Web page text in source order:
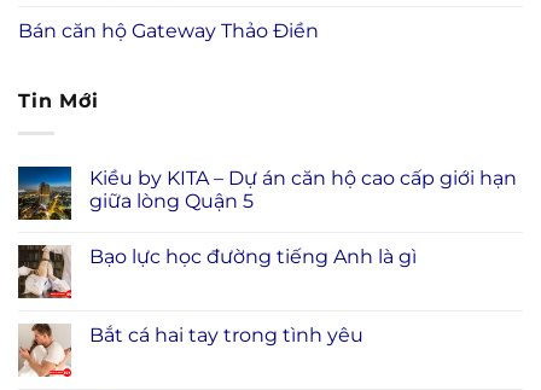
Bán căn hộ Gateway Thảo Điền
Tin Mới
Kiều by KITA – Dự án căn hộ cao cấp giới hạn
giữa lòng Quận 5
Bạo lực học đường tiếng Anh là gì
Bắt cá hai tay trong tình yêu